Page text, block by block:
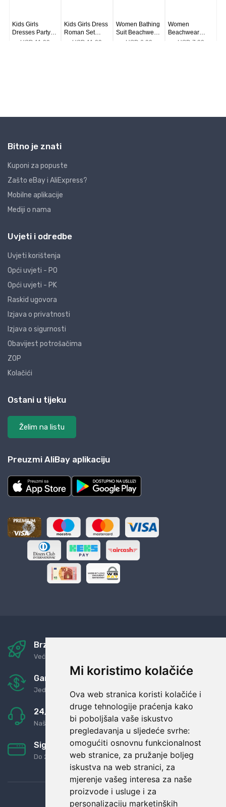
Mi koristimo kolačiće
Ova web stranica koristi kolačiće i
druge tehnologije praćenja kako
bi poboljšala vaše iskustvo
pregledavanja u sljedeće svrhe:
omogućiti osnovnu funkcionalnost
web stranice, za pružanje boljeg
iskustva na web stranici, za
mjerenje vašeg interesa za naše
proizvode i usluge i za
personalizaciju marketinških
Bitno je znati
Kuponi za popuste
Zašto eBay i AliExpress?
Mobilne aplikacije
Mediji o nama
Uvjeti i odredbe
Uvjeti korištenja
Opći uvjeti - PO
Opći uvjeti - PK
Raskid ugovora
Izjava o privatnosti
Izjava o sigurnosti
Obavijest potrošačima
ZOP
Kolačići
Ostani u tijeku
Želim na listu
Preuzmi AliBay aplikaciju
Brza i sigurna dostava
Već za nekoliko dana kod vas
Garancija u povrat novaca
Jednostavno pravilo: Roba za novac
24/7 odlična podrška
Naši agenti uvijek na raspolaganju
Sigurno obročno plaćanje
Do 24 rata bez kamata